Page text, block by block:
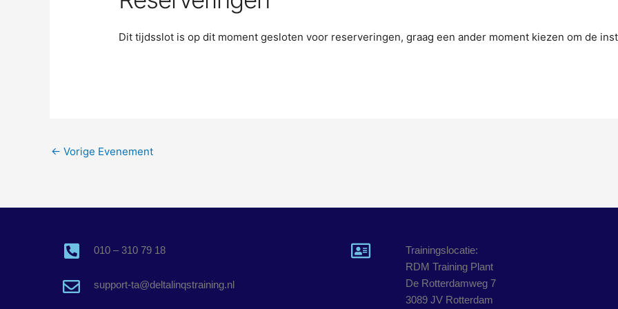
Dit tijdsslot is op dit moment gesloten voor reserveringen, graag een ander moment kiezen om de
← Vorige Evenement
010 – 310 79 18
support-ta@deltalinqstraining.nl
Trainingslocatie:
RDM Training Plant
De Rotterdamweg 7
3089 JV Rotterdam